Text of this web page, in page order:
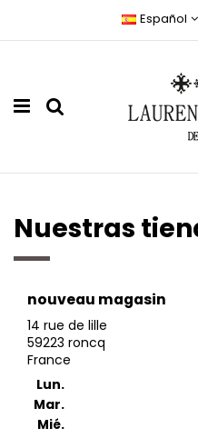
Español
Nuestras
nouveau magasin
14 rue de lille
59223 roncq
France
Lun.
Mar.
Mié.